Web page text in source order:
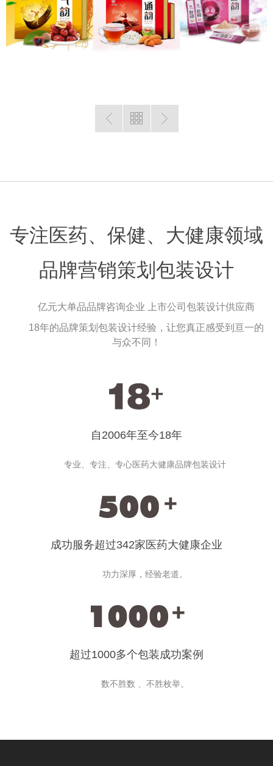
专注医药、保健、大健康领域
品牌营销策划包装设计
亿元大单品品牌咨询企业 上市公司包装设计供应商
18年的品牌策划包装设计经验，让您真正感受到亘一的
与众不同！
自2006年至今18年
专业、专注、专心医药大健康品牌包装设计
成功服务超过342家医药大健康企业
功力深厚，经验老道。
超过1000多个包装成功案例
数不胜数 、不胜枚举。